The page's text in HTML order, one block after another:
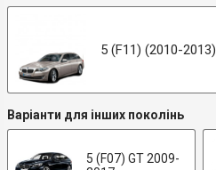
5 (F11) (2010-2013)
Варіанти для інших поколінь
5 (F07) GT 2009-